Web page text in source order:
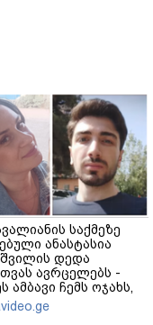
საქმეზე
ანასტასია
დედა
ავრცელებს -
ამბავი ჩემს ოჯახს,
გადახდა
მერე მე მე არ